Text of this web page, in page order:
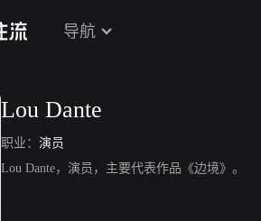
导航
Lou Dante
职业： 演员
Lou Dante，演员，主要代表作品《边境》。